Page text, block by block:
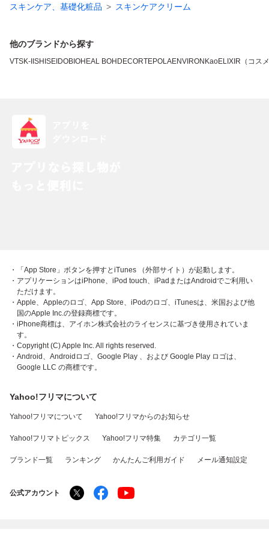
スキンケア、基礎化粧品
スキンケアクリーム
他のブランドから探す
VTSK-II SHISEIDOBIOHEAL BOH DECORTEPOLAENVIRON KaoELIXIR（コス
・「App Store」ボタンを押すとiTunes （外部サイト）が起動します。
・アプリケーションはiPhone、iPod touch、iPadまたはAndroidでご利用い
ただけます。
・Apple、Appleのロゴ、App Store、iPodのロゴ、iTunesは、米国および他
国のApple Inc.の登録商標です。
・iPhone商標は、アイホン株式会社のライセンスに基づき使用されていま
す。
・Copyright (C) Apple Inc. All rights reserved.
・Android、Androidロゴ、Google Play 、および Google Play ロゴは、
Google LLC の商標です。
Yahoo!フリマについて
Yahoo!フリマについて Yahoo!フリマからのお知らせ
Yahoo!フリマトピックス Yahoo!フリマ特集 カテゴリ一覧
ブランド一覧 ランキング かんたんご利用ガイド メール通知設定
公式アカウント